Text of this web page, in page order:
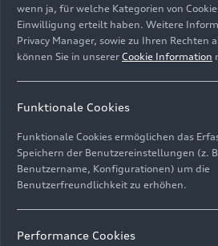
ImpressumRechtliches
wenn ja, für welche Kategorien von
Einwilligung erteilt haben. Weitere
Privacy Manager, sowie zu Ihren Rechten
können Sie in unserer Cookie Information
Funktionale Cookies
Funktionale Cookies ermöglichen das
Speichern der Benutzereinstellungen (z.
Benutzername, Konfigurationen) um die
Benutzerfreundlichkeit zu erhöhen.
Performance Cookies